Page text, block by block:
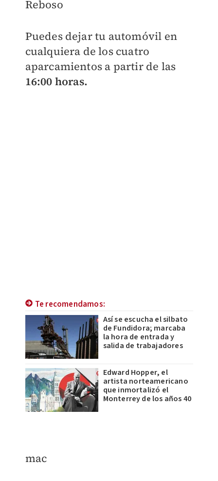
Reboso
Puedes dejar tu automóvil en
cualquiera de los cuatro
aparcamientos a partir de las
16:00 horas.
Te recomendamos:
Así se escucha el silbato
de Fundidora; marcaba
la hora de entrada y
salida de trabajadores
Edward Hopper, el
artista norteamericano
que inmortalizó el
Monterrey de los años 40
​mac